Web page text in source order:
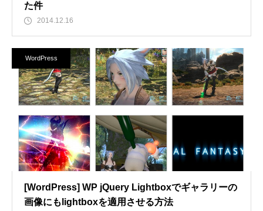
た件
2014.12.16
WordPress
[WordPress] WP jQuery Lightboxでギャラリーの
画像にもlightboxを適用させる方法